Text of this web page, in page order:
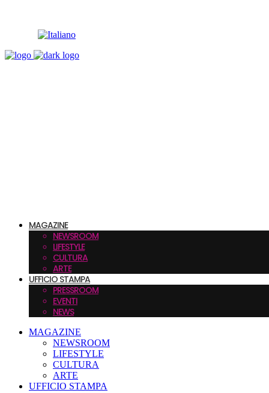
MAGAZINE
NEWSROOM
LIFESTYLE
CULTURA
ARTE
UFFICIO STAMPA
PRESSROOM
EVENTI
NEWS
MAGAZINE
NEWSROOM
LIFESTYLE
CULTURA
ARTE
UFFICIO STAMPA